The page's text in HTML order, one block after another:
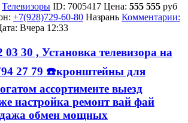
Телевизоры ID: 7005417 Цена: 555 555 руб
+7(928)729-60-80 Назрань Комментарии:
Вчера 12:33
30 , Установка телевизора на
27 79 ☎️кронштейны для
ассортименте выезд
настройка ремонт вай фай
обмен мощных